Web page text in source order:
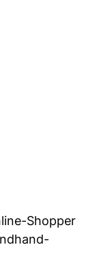
Shopper